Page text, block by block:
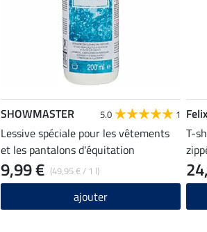
SHOWMASTER 5.0 1
Lessive spéciale pour les vêtements
et les pantalons d'équitation
(49,95 € / 1 l)
9,99 €
ajouter
T-